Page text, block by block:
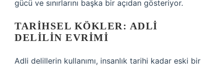
gücü ve sınırlarını başka bir açıdan gösteriyor.
TARIHSEL KÖKLER: ADLI
DELILIN EVRIMI
Adli delillerin kullanımı, insanlık tarihi kadar eski bir